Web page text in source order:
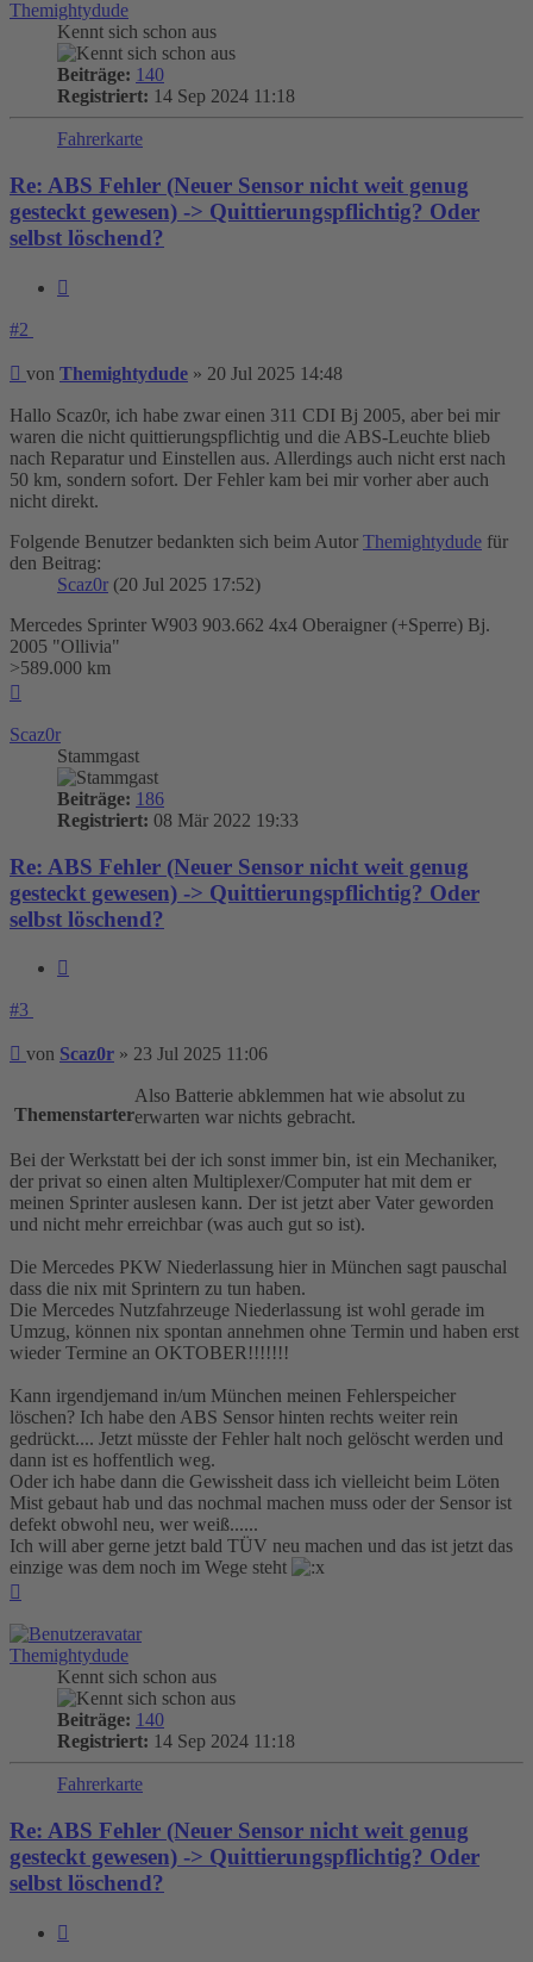
Themightydude
Kennt sich schon aus
Beiträge: 140
Registriert: 14 Sep 2024 11:18
Fahrerkarte
Re: ABS Fehler (Neuer Sensor nicht weit genug
gesteckt gewesen) -> Quittierungspflichtig? Oder
selbst löschend?
#2
Beitrag
von Themightydude » 20 Jul 2025 14:48
Hallo Scaz0r, ich habe zwar einen 311 CDI Bj 2005, aber bei mir
waren die nicht quittierungspflichtig und die ABS-Leuchte blieb
nach Reparatur und Einstellen aus. Allerdings auch nicht erst nach
50 km, sondern sofort. Der Fehler kam bei mir vorher aber auch
nicht direkt.
Folgende Benutzer bedankten sich beim Autor Themightydude für
den Beitrag:
Scaz0r (20 Jul 2025 17:52)
Mercedes Sprinter W903 903.662 4x4 Oberaigner (+Sperre) Bj.
2005 "Ollivia"
>589.000 km
Scaz0r
Stammgast
Beiträge: 186
Registriert: 08 Mär 2022 19:33
Re: ABS Fehler (Neuer Sensor nicht weit genug
gesteckt gewesen) -> Quittierungspflichtig? Oder
selbst löschend?
#3
Beitrag
von Scaz0r » 23 Jul 2025 11:06
Themenstarter
Also Batterie abklemmen hat wie absolut zu
erwarten war nichts gebracht.
Bei der Werkstatt bei der ich sonst immer bin, ist ein Mechaniker,
der privat so einen alten Multiplexer/Computer hat mit dem er
meinen Sprinter auslesen kann. Der ist jetzt aber Vater geworden
und nicht mehr erreichbar (was auch gut so ist).
Die Mercedes PKW Niederlassung hier in München sagt pauschal
dass die nix mit Sprintern zu tun haben.
Die Mercedes Nutzfahrzeuge Niederlassung ist wohl gerade im
Umzug, können nix spontan annehmen ohne Termin und haben erst
wieder Termine an OKTOBER!!!!!!!
Kann irgendjemand in/um München meinen Fehlerspeicher
löschen? Ich habe den ABS Sensor hinten rechts weiter rein
gedrückt.... Jetzt müsste der Fehler halt noch gelöscht werden und
dann ist es hoffentlich weg.
Oder ich habe dann die Gewissheit dass ich vielleicht beim Löten
Mist gebaut hab und das nochmal machen muss oder der Sensor ist
defekt obwohl neu, wer weiß......
Ich will aber gerne jetzt bald TÜV neu machen und das ist jetzt das
einzige was dem noch im Wege steht
Themightydude
Kennt sich schon aus
Beiträge: 140
Registriert: 14 Sep 2024 11:18
Fahrerkarte
Re: ABS Fehler (Neuer Sensor nicht weit genug
gesteckt gewesen) -> Quittierungspflichtig? Oder
selbst löschend?